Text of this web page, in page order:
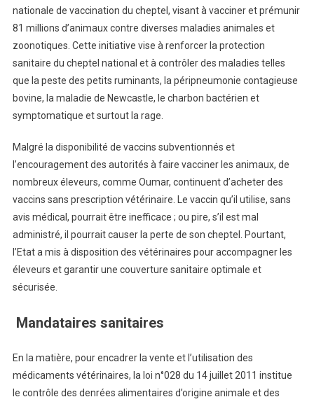
nationale de vaccination du cheptel, visant à vacciner et prémunir
81 millions d’animaux contre diverses maladies animales et
zoonotiques. Cette initiative vise à renforcer la protection
sanitaire du cheptel national et à contrôler des maladies telles
que la peste des petits ruminants, la péripneumonie contagieuse
bovine, la maladie de Newcastle, le charbon bactérien et
symptomatique et surtout la rage.
Malgré la disponibilité de vaccins subventionnés et
l’encouragement des autorités à faire vacciner les animaux, de
nombreux éleveurs, comme Oumar, continuent d’acheter des
vaccins sans prescription vétérinaire. Le vaccin qu’il utilise, sans
avis médical, pourrait être inefficace ; ou pire, s’il est mal
administré, il pourrait causer la perte de son cheptel. Pourtant,
l’Etat a mis à disposition des vétérinaires pour accompagner les
éleveurs et garantir une couverture sanitaire optimale et
sécurisée.
Mandataires sanitaires
En la matière, pour encadrer la vente et l’utilisation des
médicaments vétérinaires, la loi n°028 du 14 juillet 2011 institue
le contrôle des denrées alimentaires d’origine animale et des